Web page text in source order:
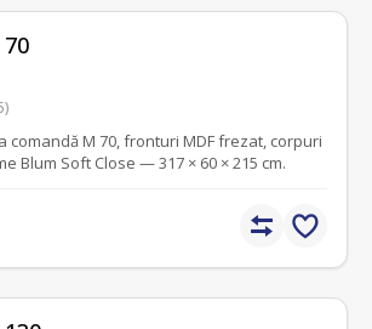
comandă M 70, fronturi MDF frezat, corpuri
Blum Soft Close — 317 × 60 × 215 cm.